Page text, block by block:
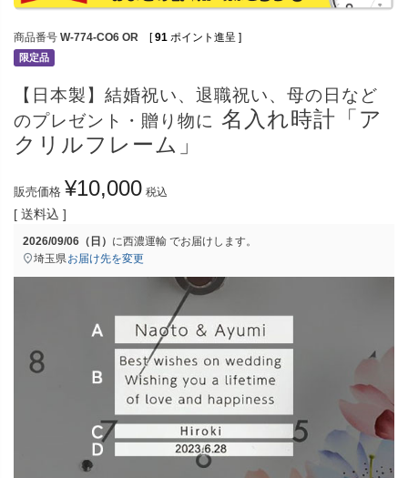
商品番号 W-774-CO6 OR [ 91 ポイント進呈 ]
限定品
【日本製】結婚祝い、退職祝い、母の日など
のプレゼント・贈り物に 名入れ時計「ア
クリルフレーム」
販売価格 ¥10,000 税込
送料込
2026/09/06（日） に西濃運輸 でお届けします。
埼玉県お届け先を変更